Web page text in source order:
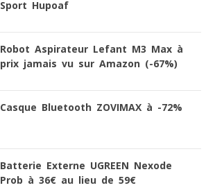
Sport Hupoaf
Robot Aspirateur Lefant M3 Max à
prix jamais vu sur Amazon (-67%)
Casque Bluetooth ZOVIMAX à -72%
Batterie Externe UGREEN Nexode
Prob à 36€ au lieu de 59€